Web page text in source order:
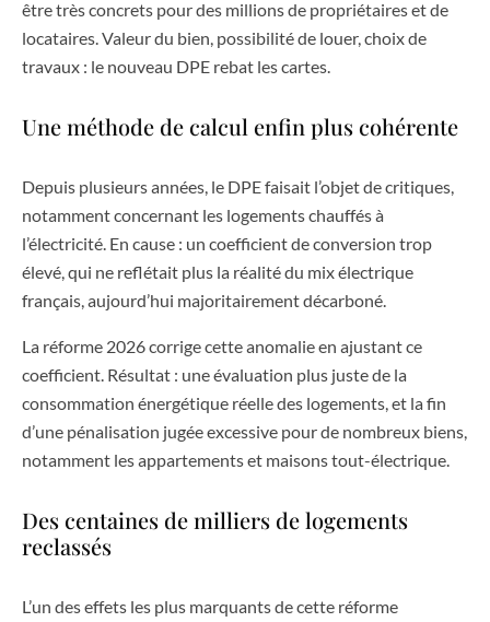
être très concrets pour des millions de propriétaires et de
locataires. Valeur du bien, possibilité de louer, choix de
travaux : le nouveau DPE rebat les cartes.
Une méthode de calcul enfin plus cohérente
Depuis plusieurs années, le DPE faisait l’objet de critiques,
notamment concernant les logements chauffés à
l’électricité. En cause : un coefficient de conversion trop
élevé, qui ne reflétait plus la réalité du mix électrique
français, aujourd’hui majoritairement décarboné.
La réforme 2026 corrige cette anomalie en ajustant ce
coefficient. Résultat : une évaluation plus juste de la
consommation énergétique réelle des logements, et la fin
d’une pénalisation jugée excessive pour de nombreux biens,
notamment les appartements et maisons tout-électrique.
Des centaines de milliers de logements
reclassés
L’un des effets les plus marquants de cette réforme